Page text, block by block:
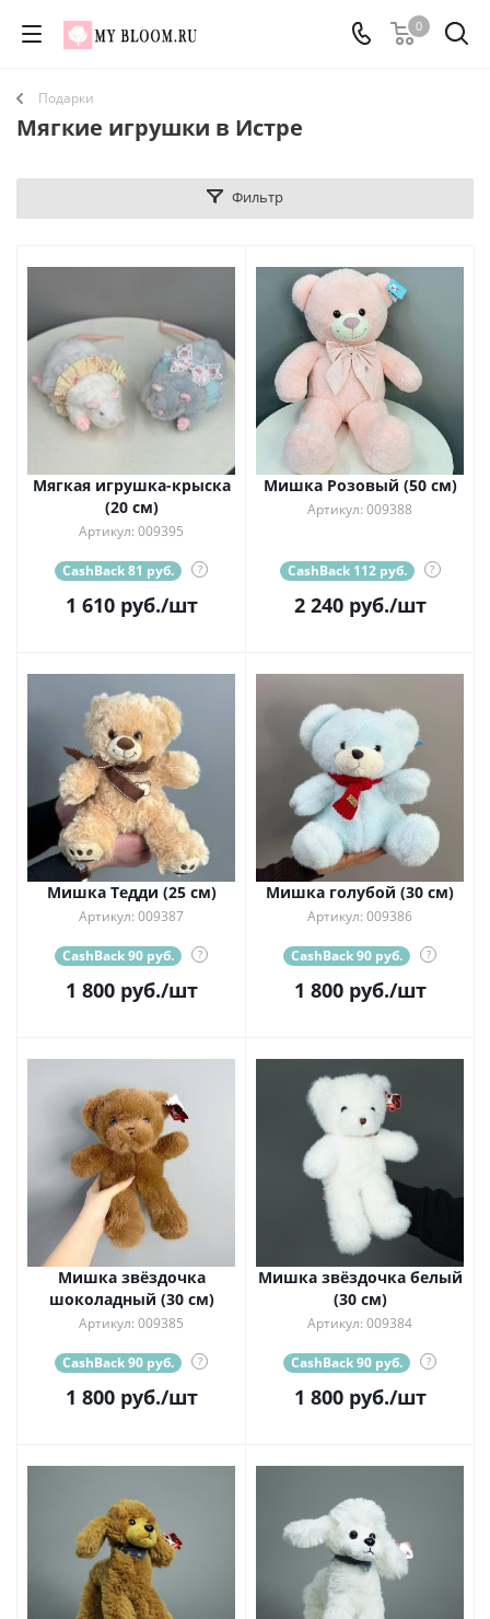
0
Подарки
Мягкие игрушки в Истре
Фильтр
Мягкая игрушка-крыска
(20 см)
Артикул: 009395
CashBack 81 руб. ?
1 610руб./шт
Мишка Розовый (50 см)
Артикул: 009388
CashBack 112 руб. ?
2 240руб./шт
Мишка Тедди (25 см)
Артикул: 009387
CashBack 90 руб. ?
1 800руб./шт
Мишка голубой (30 см)
Артикул: 009386
CashBack 90 руб. ?
1 800руб./шт
Мишка звёздочка
шоколадный (30 см)
Артикул: 009385
CashBack 90 руб. ?
1 800руб./шт
Мишка звёздочка белый
(30 см)
Артикул: 009384
CashBack 90 руб. ?
1 800руб./шт